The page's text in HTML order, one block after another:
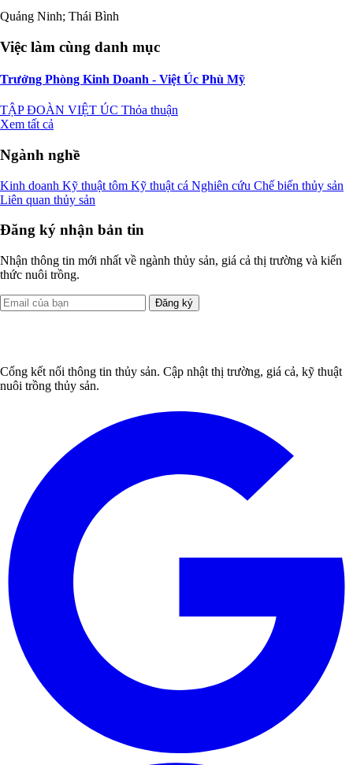
Quảng Ninh; Thái Bình
Việc làm cùng danh mục
Trưởng Phòng Kinh Doanh - Việt Úc Phù Mỹ
TẬP ĐOÀN VIỆT ÚC Thỏa thuận
Xem tất cả
Ngành nghề
Kinh doanh Kỹ thuật tôm Kỹ thuật cá Nghiên cứu Chế biến thủy sản
Liên quan thủy sản
Đăng ký nhận bản tin
Nhận thông tin mới nhất về ngành thủy sản, giá cả thị trường và kiến
thức nuôi trồng.
Đăng ký
Cổng kết nối thông tin thủy sản. Cập nhật thị trường, giá cả, kỹ thuật
nuôi trồng thủy sản.